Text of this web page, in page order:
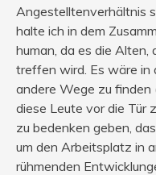
Angestelltenverhältnis
halte ich in dem
human, da es die Alten,
treffen wird. Es wäre in
andere Wege zu finden
diese Leute vor die Tür
zu bedenken geben,
um den Arbeitsplatz in
rühmenden